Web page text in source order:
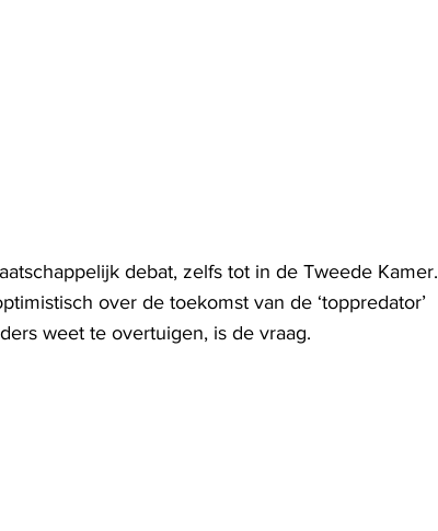
debat, zelfs tot in de Tweede Kamer.
over de toekomst van de ‘toppredator’
weet te overtuigen, is de vraag.